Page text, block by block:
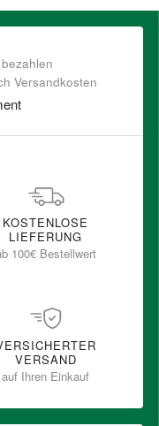
Versandkosten
KOSTENLOSE
LIEFERUNG
100€ Bestellwert
VERSAND
auf Ihren Einkauf